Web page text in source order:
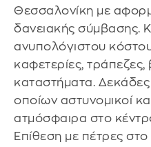
Θεσσαλονίκη με
δανειακής σύμβασης.
ανυπολόγιστου
καφετερίες, τράπεζες,
καταστήματα.
οποίων αστυνομικοί
ατμόσφαιρα στο
Επίθεση με πέτρες